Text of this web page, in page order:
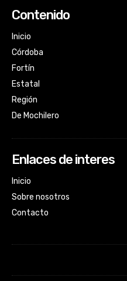
Contenido
Inicio
Córdoba
Fortín
Estatal
Región
De Mochilero
Enlaces de interes
Inicio
Sobre nosotros
Contacto